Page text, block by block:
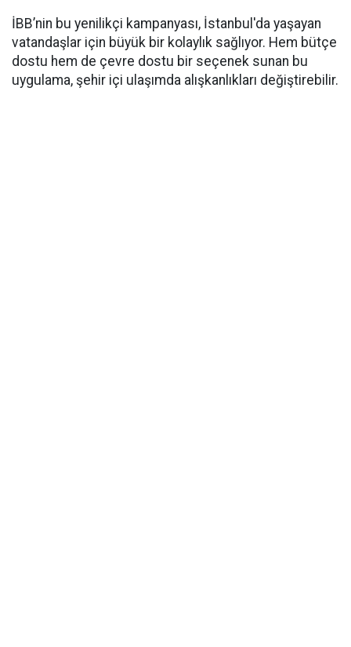
İBB’nin bu yenilikçi kampanyası, İstanbul'da yaşayan
vatandaşlar için büyük bir kolaylık sağlıyor. Hem bütçe
dostu hem de çevre dostu bir seçenek sunan bu
uygulama, şehir içi ulaşımda alışkanlıkları değiştirebilir.